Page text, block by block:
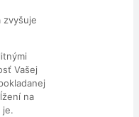
zvyšuje
Vašej
na
je.